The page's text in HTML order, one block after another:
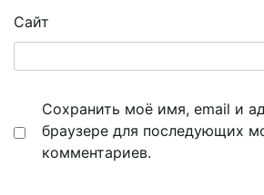
Сайт
Сохранить моё имя, email и
браузере для последующих
комментариев.